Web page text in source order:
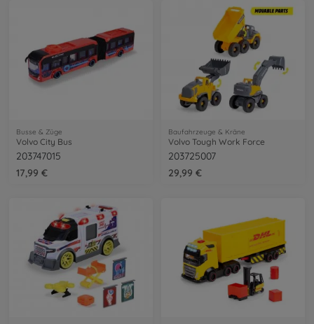
Busse & Züge
Volvo City Bus
203747015
17,99 €
Baufahrzeuge & Kräne
Volvo Tough Work Force
203725007
29,99 €